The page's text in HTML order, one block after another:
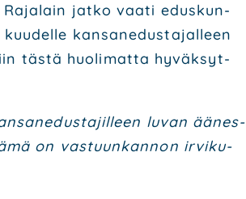
Raja­lain jat­ko vaa­ti edus­kun­
kan­san­edus­ta­jal­leen
täs­tä huo­li­mat­ta hyväk­syt­
luvan äänes­
on vas­tuun­kan­non irvi­ku­